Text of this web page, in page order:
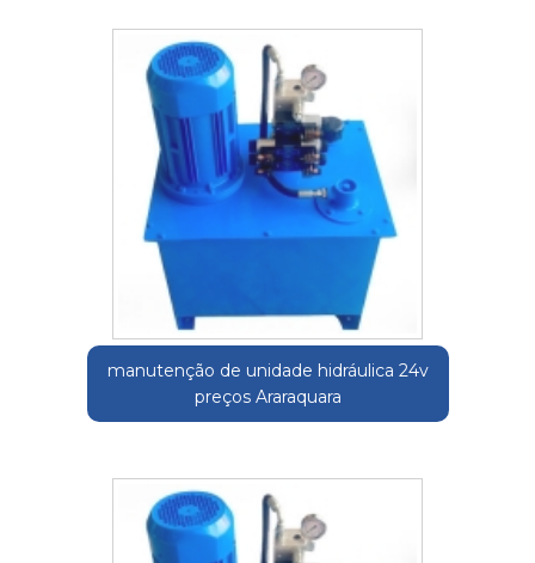
manutenção de unidade hidráulica 24v
preços Araraquara